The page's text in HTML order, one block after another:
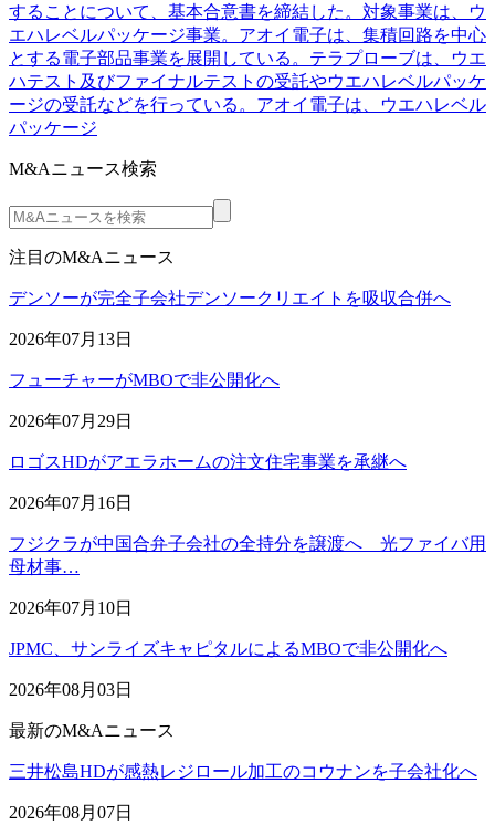
することについて、基本合意書を締結した。対象事業は、ウ
エハレベルパッケージ事業。アオイ電子は、集積回路を中心
とする電子部品事業を展開している。テラプローブは、ウエ
ハテスト及びファイナルテストの受託やウエハレベルパッケ
ージの受託などを行っている。アオイ電子は、ウエハレベル
パッケージ
M&Aニュース検索
注目のM&Aニュース
デンソーが完全子会社デンソークリエイトを吸収合併へ
2026年07月13日
フューチャーがMBOで非公開化へ
2026年07月29日
ロゴスHDがアエラホームの注文住宅事業を承継へ
2026年07月16日
フジクラが中国合弁子会社の全持分を譲渡へ 光ファイバ用
母材事…
2026年07月10日
JPMC、サンライズキャピタルによるMBOで非公開化へ
2026年08月03日
最新のM&Aニュース
三井松島HDが感熱レジロール加工のコウナンを子会社化へ
2026年08月07日